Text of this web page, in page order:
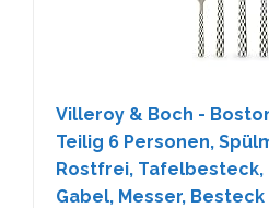
Villeroy & Boch -
Teilig 6 Personen,
Rostfrei, Tafelbesteck,
Gabel, Messer, Besteck